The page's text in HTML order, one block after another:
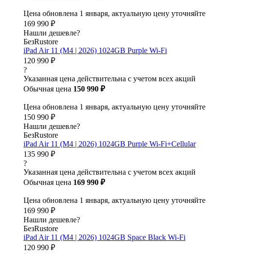
Цена обновлена 1 января, актуальную цену уточняйте
169 990 ₽
Нашли дешевле?
БезRustore
iPad Air 11 (M4 | 2026) 1024GB Purple Wi-Fi
120 990 ₽
?
Указанная цена действительна с учетом всех акций
Обычная цена 150 990 ₽
Цена обновлена 1 января, актуальную цену уточняйте
150 990 ₽
Нашли дешевле?
БезRustore
iPad Air 11 (M4 | 2026) 1024GB Purple Wi-Fi+Cellular
135 990 ₽
?
Указанная цена действительна с учетом всех акций
Обычная цена 169 990 ₽
Цена обновлена 1 января, актуальную цену уточняйте
169 990 ₽
Нашли дешевле?
БезRustore
iPad Air 11 (M4 | 2026) 1024GB Space Black Wi-Fi
120 990 ₽